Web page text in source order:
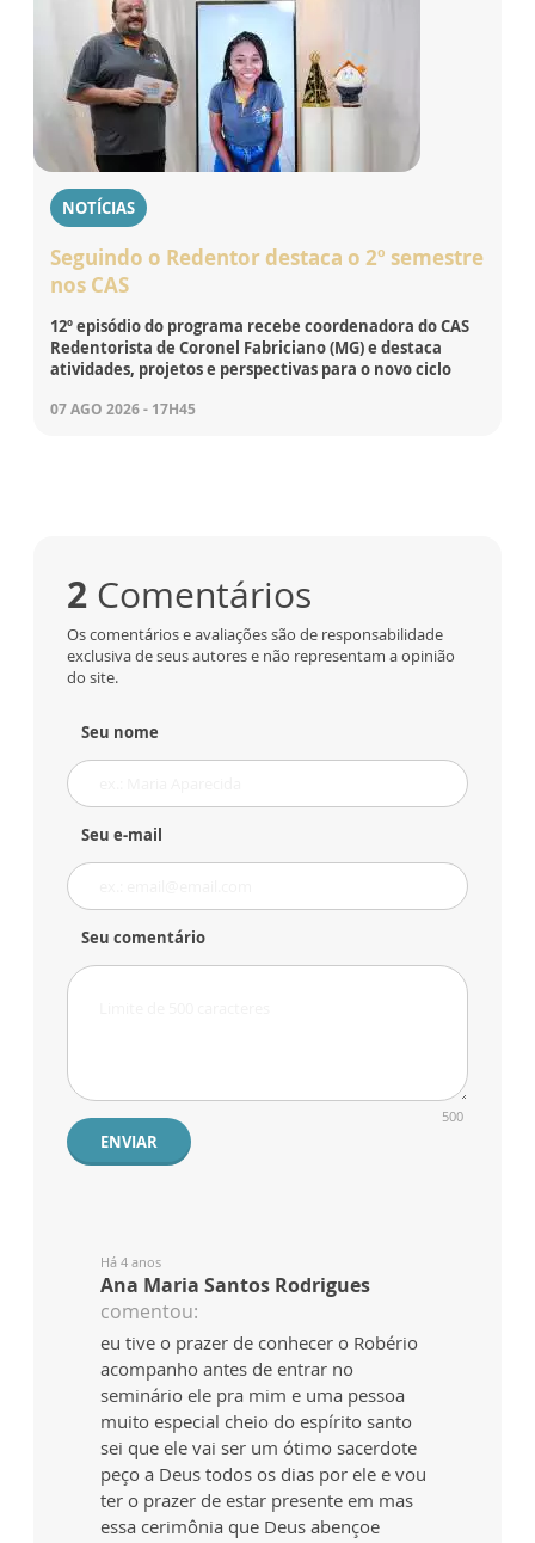
NOTÍCIAS
Seguindo o Redentor destaca o 2º semestre
nos CAS
12º episódio do programa recebe coordenadora do CAS
Redentorista de Coronel Fabriciano (MG) e destaca
atividades, projetos e perspectivas para o novo ciclo
07 AGO 2026 - 17H45
2 Comentários
Os comentários e avaliações são de responsabilidade
exclusiva de seus autores e não representam a opinião
do site.
Seu nome
Seu e-mail
Seu comentário
500
ENVIAR
Há 4 anos
Ana Maria Santos Rodrigues
comentou:
eu tive o prazer de conhecer o Robério
acompanho antes de entrar no
seminário ele pra mim e uma pessoa
muito especial cheio do espírito santo
sei que ele vai ser um ótimo sacerdote
peço a Deus todos os dias por ele e vou
ter o prazer de estar presente em mas
essa cerimônia que Deus abençoe